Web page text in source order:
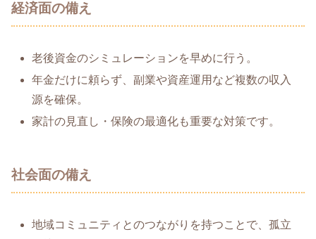
経済面の備え
老後資金のシミュレーションを早めに行う。
年金だけに頼らず、副業や資産運用など複数の収入
源を確保。
家計の見直し・保険の最適化も重要な対策です。
社会面の備え
地域コミュニティとのつながりを持つことで、孤立